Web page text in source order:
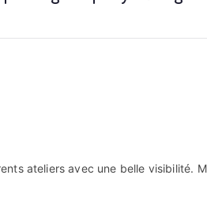
ateliers avec une belle visibilité.